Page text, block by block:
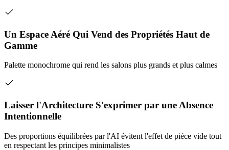
Un Espace Aéré Qui Vend des Propriétés Haut de
Gamme
Palette monochrome qui rend les salons plus grands et plus calmes
Laisser l'Architecture S'exprimer par une Absence
Intentionnelle
Des proportions équilibrées par l'AI évitent l'effet de pièce vide tout
en respectant les principes minimalistes